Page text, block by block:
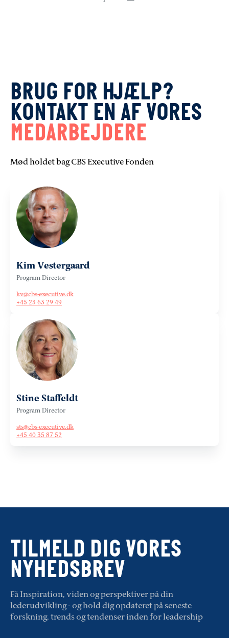
BRUG FOR HJÆLP?
KONTAKT EN AF VORES
MEDARBEJDERE
Mød holdet bag CBS Executive Fonden
Kim Vestergaard
Program Director
kv@cbs-executive.dk
+45 23 63 29 49
Stine Staffeldt
Program Director
sts@cbs-executive.dk
+45 40 35 87 52
TILMELD DIG VORES
NYHEDSBREV
Få Inspiration, viden og perspektiver på din
lederudvikling - og hold dig opdateret på seneste
forskning, trends og tendenser inden for leadership